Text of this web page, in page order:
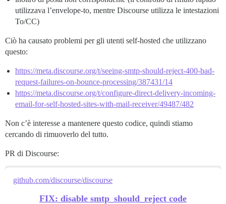
utilizzava l’envelope-to, mentre Discourse utilizza le intestazioni
To/CC)
Ciò ha causato problemi per gli utenti self-hosted che utilizzano
questo:
https://meta.discourse.org/t/seeing-smtp-should-reject-400-bad-
request-failures-on-bounce-processing/387431/14
https://meta.discourse.org/t/configure-direct-delivery-incoming-
email-for-self-hosted-sites-with-mail-receiver/49487/482
Non c’è interesse a mantenere questo codice, quindi stiamo
cercando di rimuoverlo del tutto.
PR di Discourse:
github.com/discourse/discourse
FIX: disable smtp_should_reject code